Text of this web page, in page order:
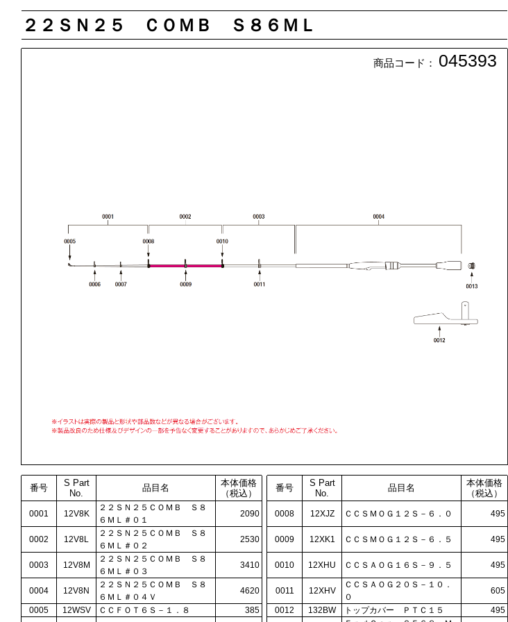
２２ＳＮ２５ ＣＯＭＢ Ｓ８６ＭＬ
商品コード： 045393
番号
S Part
No.
品目名
本体価格
（税込）
番号
S Part
No.
品目名
本体価格
（税込）
0001 12V8K
２２ＳＮ２５ＣＯＭＢ Ｓ８
６ＭＬ＃０１
2090 0008 12XJZ ＣＣＳＭＯＧ１２Ｓ－６．０ 495
0002 12V8L
２２ＳＮ２５ＣＯＭＢ Ｓ８
６ＭＬ＃０２
2530 0009 12XK1 ＣＣＳＭＯＧ１２Ｓ－６．５ 495
0003 12V8M
２２ＳＮ２５ＣＯＭＢ Ｓ８
６ＭＬ＃０３
3410 0010 12XHU ＣＣＳＡＯＧ１６Ｓ－９．５ 495
0004 12V8N
２２ＳＮ２５ＣＯＭＢ Ｓ８
６ＭＬ＃０４Ｖ
4620 0011 12XHV
ＣＣＳＡＯＧ２０Ｓ－１０．
０
605
0005
12WSV ＣＣＦＯＴ６Ｓ－１．８ 385 0012 132BW トップカバー ＰＴＣ１５
495